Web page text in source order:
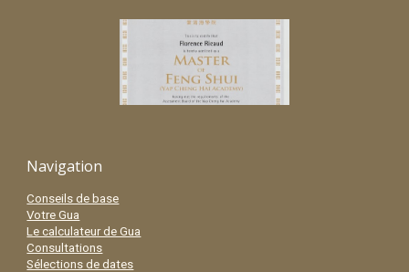
Navigation
Conseils de base
Votre Gua
Le calculateur de Gua
Consultations
Sélections de dates